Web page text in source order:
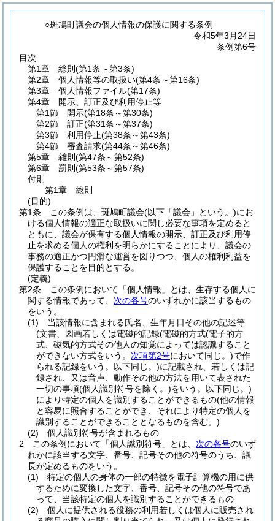
○斑鳩町議会の個人情報の保護に関する条例
令和5年3月24日
条例第6号
目次
第1章
総則 (第1条～第3条)
第2章
個人情報等の取扱い(第4条～第16条)
第3章
個人情報ファイル(第17条)
第4章
開示、訂正及び利用停止等
第1節
開示(第18条～第30条)
第2節
訂正(第31条～第37条)
第3節
利用停止(第38条～第43条)
第4節
審査請求(第44条～第46条)
第5章
雑則 (第47条～第52条)
第6章
罰則 (第53条～第57条)
付則
第1章
総則
(目的)
第1条
この条例は、斑鳩町議会(以下「議会」という。)にお
ける個人情報の適正な取扱いに関し必要な事項を定めると
ともに、議会が保有する個人情報の開示、訂正及び利用停
止を求める個人の権利を明らかにすることにより、議会の
事務の適正かつ円滑な運営を図りつつ、個人の権利利益を
保護することを目的とする。
(定義)
第2条
この条例において「個人情報」とは、生存する個人に
関する情報であって、 次の各号のいずれかに該当するもの
をいう。
(1)
当該情報に含まれる氏名、生年月日その他の記述等
(文書、図画若しくは電磁的記録(電磁的方式(電子的方
式、磁気的方式その他人の知覚によっては認識すること
ができない方式をいう。 次項第2号において同じ。)で作
られる記録をいう。以下同じ。)に記載され、若しくは記
録され、又は音声、動作その他の方法を用いて表された
一切の事項(個人識別符号を除く。)をいう。以下同じ。)
により特定の個人を識別することができるもの(他の情報
と容易に照合することができ、それにより特定の個人を
識別することができることとなるものを含む。)
(2)
個人識別符号が含まれるもの
2
この条例において「個人識別符号」とは、 次の各号のいず
れかに該当する文字、番号、記号その他の符号のうち、議
長が定めるものをいう。
(1)
特定の個人の身体の一部の特徴を電子計算機の用に供
するために変換した文字、番号、記号その他の符号であ
って、当該特定の個人を識別することができるもの
(2)
個人に提供される役務の利用若しくは個人に販売され